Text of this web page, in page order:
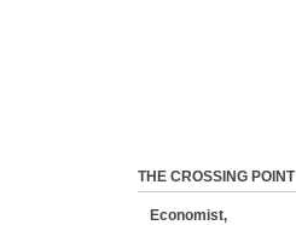
THE CROSSING POINT
Economist,